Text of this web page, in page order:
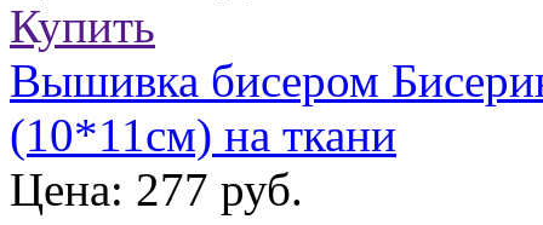
Купить
Вышивка бисером
(10*11см) на ткани
Цена: 277 руб.